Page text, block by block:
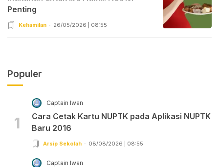
Penting
Kehamilan 26/05/2026 | 08:55
Populer
1
Captain Iwan
Cara Cetak Kartu NUPTK pada Aplikasi NUPTK
Baru 2016
Arsip Sekolah 08/08/2026 | 08:55
Captain Iwan